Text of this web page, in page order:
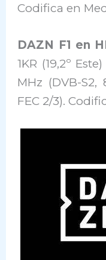
Codifica en
DAZN F1 en
1KR (19,2º
MHz (DVB-S2,
FEC 2/3).